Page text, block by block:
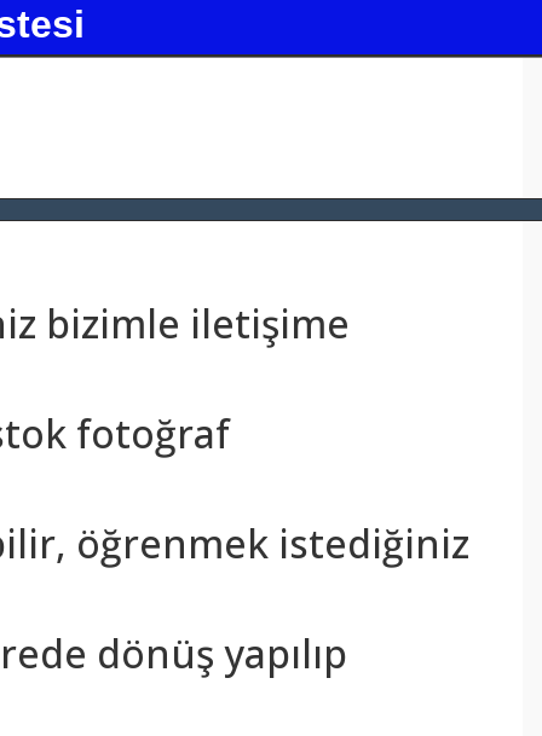
bizimle iletişime
fotoğraf
öğrenmek istediğiniz
dönüş yapılıp